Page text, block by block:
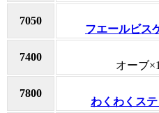
7050
フエールビス
7400
オーブ
7800
わくわくステ